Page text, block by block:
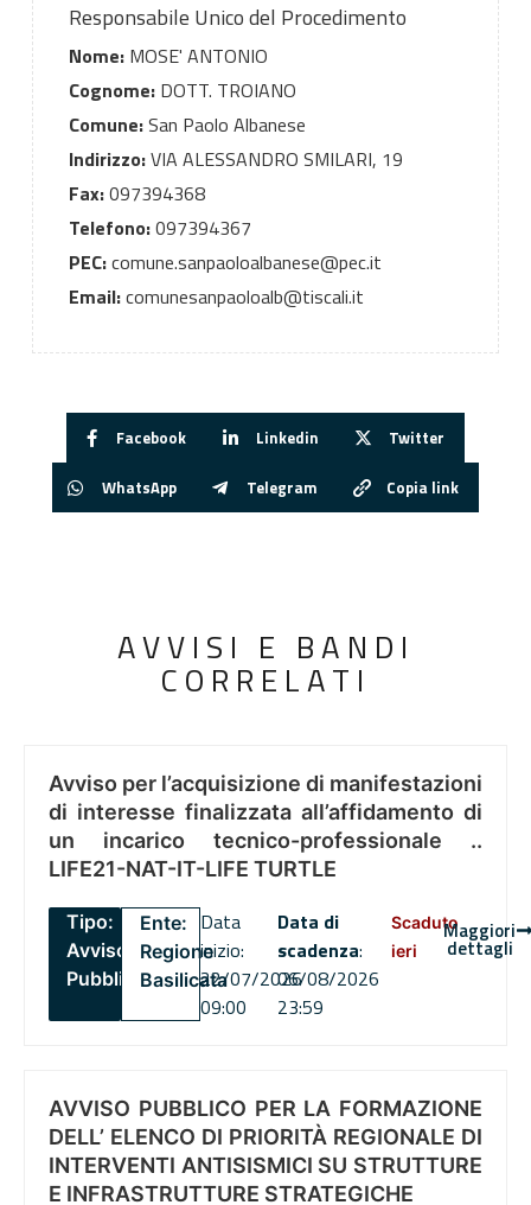
Responsabile Unico del Procedimento
Nome:MOSE' ANTONIO
Cognome:DOTT. TROIANO
Comune:San Paolo Albanese
Indirizzo:VIA ALESSANDRO SMILARI, 19
Fax:097394368
Telefono:097394367
PEC:comune.sanpaoloalbanese@pec.it
Email:comunesanpaoloalb@tiscali.it
Facebook Linkedin Twitter
WhatsApp Telegram Copia link
AVVISI E BANDI
CORRELATI
Avviso per l’acquisizione di manifestazioni
di interesse finalizzata all’affidamento di
un incarico tecnico-professionale ..
LIFE21-NAT-IT-LIFE TURTLE
Tipo:
Avviso
Pubblico
Ente:
Regione
Basilicata
Data
inizio:
22/07/2026
09:00
Data di
scadenza:
06/08/2026
23:59
Scaduto
ieri
Maggiori
dettagli
AVVISO PUBBLICO PER LA FORMAZIONE
DELL’ ELENCO DI PRIORITÀ REGIONALE DI
INTERVENTI ANTISISMICI SU STRUTTURE
E INFRASTRUTTURE STRATEGICHE